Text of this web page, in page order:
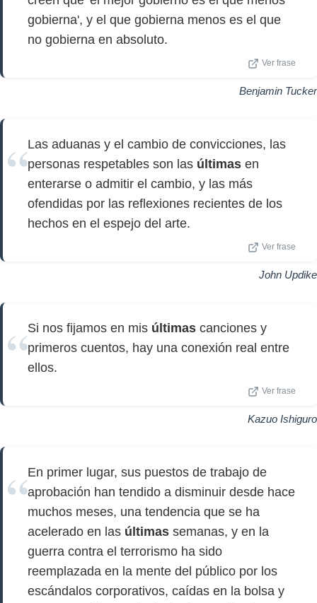
gobierna', y el que gobierna menos es el que
no gobierna en absoluto.
Ver frase
Benjamin Tucker
Las aduanas y el cambio de convicciones, las
personas respetables son las últimas en
enterarse o admitir el cambio, y las más
ofendidas por las reflexiones recientes de los
hechos en el espejo del arte.
Ver frase
John Updike
Si nos fijamos en mis últimas canciones y
primeros cuentos, hay una conexión real entre
ellos.
Ver frase
Kazuo Ishiguro
En primer lugar, sus puestos de trabajo de
aprobación han tendido a disminuir desde hace
muchos meses, una tendencia que se ha
acelerado en las últimas semanas, y en la
guerra contra el terrorismo ha sido
reemplazada en la mente del público por los
escándalos corporativos, caídas en la bolsa y